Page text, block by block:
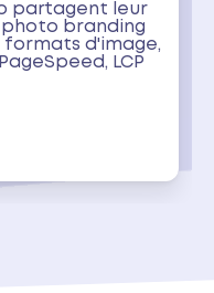
partagent leur
branding
formats d'image,
LCP